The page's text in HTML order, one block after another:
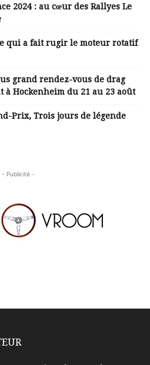
2024 : au cœur des Rallyes Le
qui a fait rugir le moteur rotatif
grand rendez-vous de drag
à Hockenheim du 21 au 23 août
Prix, Trois jours de légende
- Publicité -